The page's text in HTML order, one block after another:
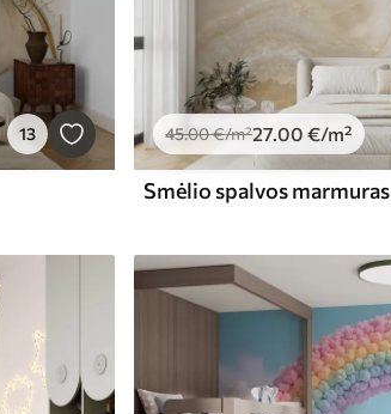
13 45.00€/m²27.00 €/m²
Smėlio spalvos marmuras